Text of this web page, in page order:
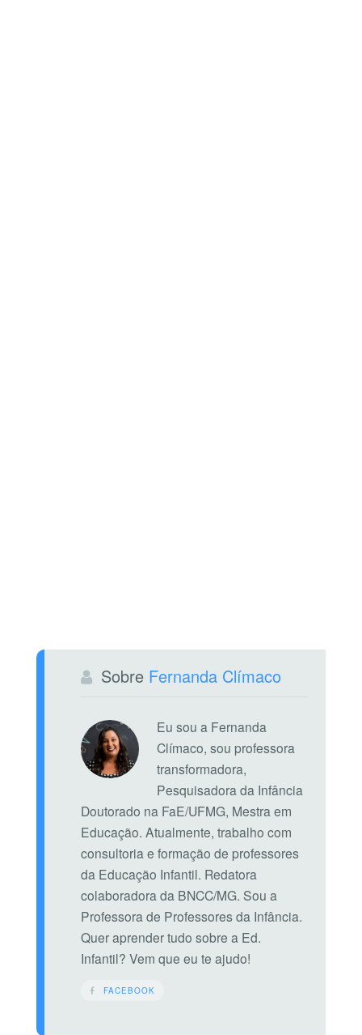
Sobre Fernanda Clímaco
Eu sou a Fernanda
Clímaco, sou professora
transformadora,
Pesquisadora da Infância
Doutorado na FaE/UFMG, Mestra em
Educação. Atualmente, trabalho com
consultoria e formação de professores
da Educação Infantil. Redatora
colaboradora da BNCC/MG. Sou a
Professora de Professores da Infância.
Quer aprender tudo sobre a Ed.
Infantil? Vem que eu te ajudo!
FACEBOOK